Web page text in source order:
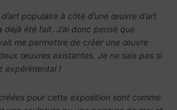
populaire à côté d’une œuvre d’art
déjà été fait. J’ai donc pensé que
me permettre de créer une œuvre
œuvres existantes. Je ne sais pas si
expérimental !
pour cette exposition sont comme